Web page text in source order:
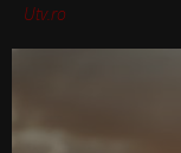
Utv.ro